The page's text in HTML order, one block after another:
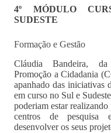
4º MÓDULO
SUDESTE
Formação e Gestão
Cláudia Bandeira,
Promoção a Cidadania
apanhado das iniciativas
em curso no Sul e
poderiam estar
centros de pesquisa
desenvolver os seus